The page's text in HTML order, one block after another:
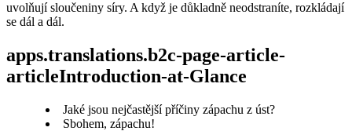
uvolňují sloučeniny síry. A když je důkladně neodstraníte, rozkládají
se dál a dál.
apps.translations.b2c-page-article-
articleIntroduction-at-Glance
Jaké jsou nejčastější příčiny zápachu z úst?
Sbohem, zápachu!